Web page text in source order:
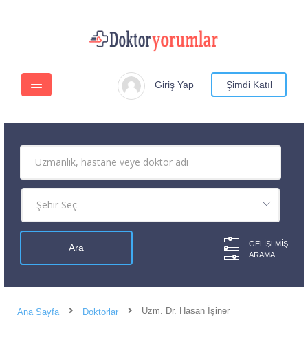
Giriş Yap Şimdi Katıl
GELIŞLMIŞ
ARAMA
Ana Sayfa Doktorlar Uzm. Dr. Hasan İşiner